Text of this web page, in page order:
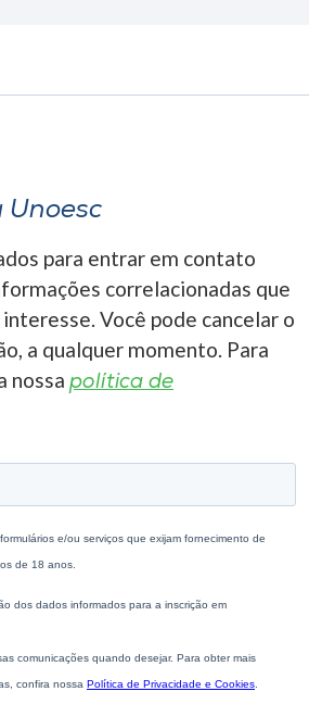
Unoesc
para entrar em contato
correlacionadas que
Você pode cancelar o
a qualquer momento. Para
nossa política de